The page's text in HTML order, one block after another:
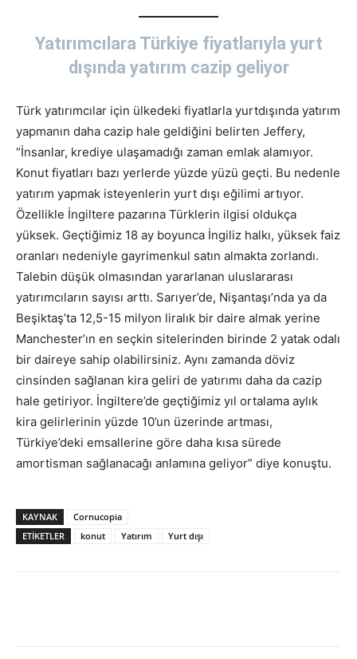
Yatırımcılara Türkiye fiyatlarıyla yurt
dışında yatırım cazip geliyor
Türk yatırımcılar için ülkedeki fiyatlarla yurtdışında yatırım
yapmanın daha cazip hale geldiğini belirten Jeffery,
“İnsanlar, krediye ulaşamadığı zaman emlak alamıyor.
Konut fiyatları bazı yerlerde yüzde yüzü geçti. Bu nedenle
yatırım yapmak isteyenlerin yurt dışı eğilimi artıyor.
Özellikle İngiltere pazarına Türklerin ilgisi oldukça
yüksek. Geçtiğimiz 18 ay boyunca İngiliz halkı, yüksek faiz
oranları nedeniyle gayrimenkul satın almakta zorlandı.
Talebin düşük olmasından yararlanan uluslararası
yatırımcıların sayısı arttı. Sarıyer’de, Nişantaşı’nda ya da
Beşiktaş’ta 12,5-15 milyon liralık bir daire almak yerine
Manchester’ın en seçkin sitelerinden birinde 2 yatak odalı
bir daireye sahip olabilirsiniz. Aynı zamanda döviz
cinsinden sağlanan kira geliri de yatırımı daha da cazip
hale getiriyor. İngiltere’de geçtiğimiz yıl ortalama aylık
kira gelirlerinin yüzde 10’un üzerinde artması,
Türkiye’deki emsallerine göre daha kısa sürede
amortisman sağlanacağı anlamına geliyor” diye konuştu.
KAYNAK
Cornucopia
ETİKETLER
konut Yatırım Yurt dışı